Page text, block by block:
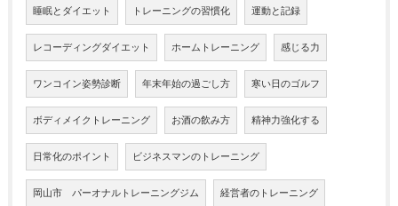
睡眠とダイエット トレーニングの習慣化 運動と記録
レコーディングダイエット ホームトレーニング 感じる力
ワンコイン姿勢診断 年末年始の過ごし方 寒い日のゴルフ
ボディメイクトレーニング お酒の飲み方 精神力強化する
日常化のポイント ビジネスマンのトレーニング
岡山市 パーオナルトレーニングジム 経営者のトレーニング